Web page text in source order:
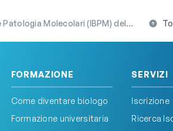
(IBPM) del Cnr di Roma
FORMAZIONE
Come diventare biologo
Formazione universitaria
SERVIZI
Iscrizione
Ricerca